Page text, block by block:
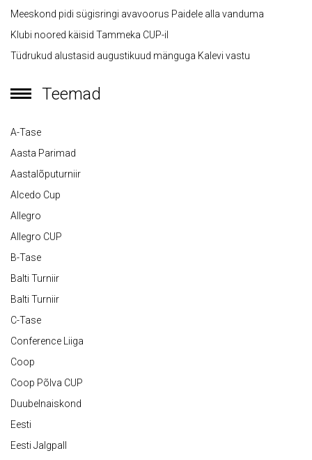
Meeskond pidi sügisringi avavoorus Paidele alla vanduma
Klubi noored käisid Tammeka CUP-il
Tüdrukud alustasid augustikuud mänguga Kalevi vastu
Teemad
A-Tase
Aasta Parimad
Aastalõputurniir
Alcedo Cup
Allegro
Allegro CUP
B-Tase
Balti Turniir
Balti Turniir
C-Tase
Conference Liiga
Coop
Coop Põlva CUP
Duubelnaiskond
Eesti
Eesti Jalgpall